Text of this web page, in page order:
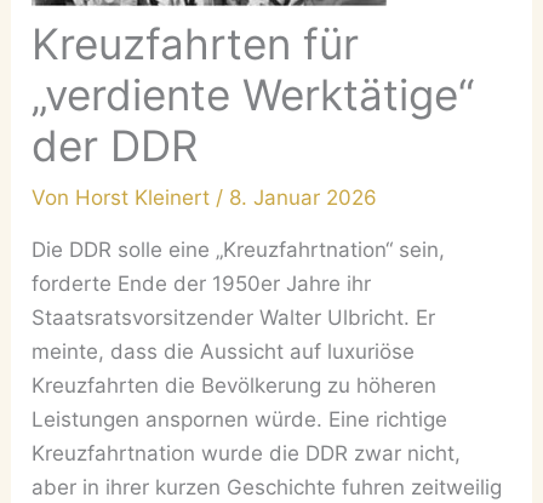
Kreuzfahrten für
„verdiente Werktätige“
der DDR
Von Horst Kleinert / 8. Januar 2026
Die DDR solle eine „Kreuzfahrtnation“ sein,
forderte Ende der 1950er Jahre ihr
Staatsratsvorsitzender Walter Ulbricht. Er
meinte, dass die Aussicht auf luxuriöse
Kreuzfahrten die Bevölkerung zu höheren
Leistungen anspornen würde. Eine richtige
Kreuzfahrtnation wurde die DDR zwar nicht,
aber in ihrer kurzen Geschichte fuhren zeitweilig